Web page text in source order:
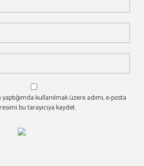
kullanılmak üzere adımı, e-posta
bu tarayıcıya kaydet.